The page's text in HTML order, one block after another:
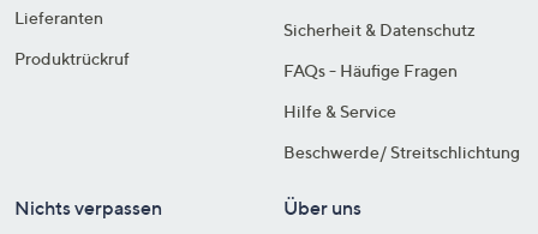
Lieferanten
Produktrückruf
Sicherheit & Datenschutz
FAQs - Häufige Fragen
Hilfe & Service
Beschwerde/ Streitschlichtung
Nichts verpassen Über uns